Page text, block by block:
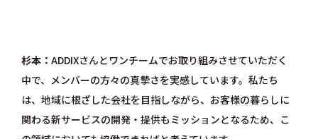
杉本
ADDIXさんとワンチームでお取り組みさせていただく
中で、メンバーの方々の真摯さを実感しています。私たち
は、地域に根ざした会社を目指しながら、お客様の暮らしに
関わる新サービスの開発・提供もミッションとなるため、こ